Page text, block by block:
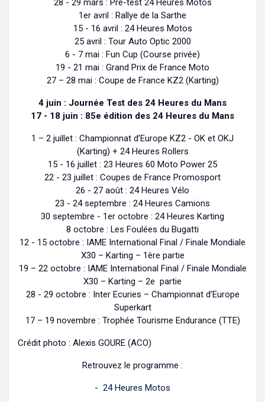
28 - 29 mars : Pré-test 24 Heures Motos
1er avril : Rallye de la Sarthe
15 - 16 avril : 24 Heures Motos
25 avril : Tour Auto Optic 2000
6 - 7 mai : Fun Cup (Course privée)
19 - 21 mai : Grand Prix de France Moto
27 – 28 mai : Coupe de France KZ2 (Karting)
4 juin : Journée Test des 24 Heures du Mans
17 - 18 juin : 85e édition des 24 Heures du Mans
1 – 2 juillet : Championnat d’Europe KZ2 - OK et OKJ
(Karting) + 24 Heures Rollers
15 - 16 juillet : 23 Heures 60 Moto Power 25
22 - 23 juillet : Coupes de France Promosport
26 - 27 août : 24 Heures Vélo
23 - 24 septembre : 24 Heures Camions
30 septembre - 1er octobre : 24 Heures Karting
8 octobre : Les Foulées du Bugatti
12 - 15 octobre : IAME International Final / Finale Mondiale
X30 – Karting – 1ère partie
19 – 22 octobre : IAME International Final / Finale Mondiale
X30 – Karting – 2e partie
28 - 29 octobre : Inter Ecuries – Championnat d’Europe
Superkart
17 – 19 novembre : Trophée Tourisme Endurance (TTE)
Crédit photo : Alexis GOURE (ACO)
Retrouvez le programme :
- 24 Heures Motos